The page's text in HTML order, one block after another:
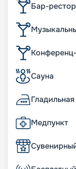
Бар-
Сауна
Медпункт